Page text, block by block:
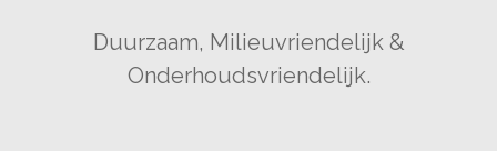
Duurzaam, Milieuvriendelijk &
Onderhoudsvriendelijk.